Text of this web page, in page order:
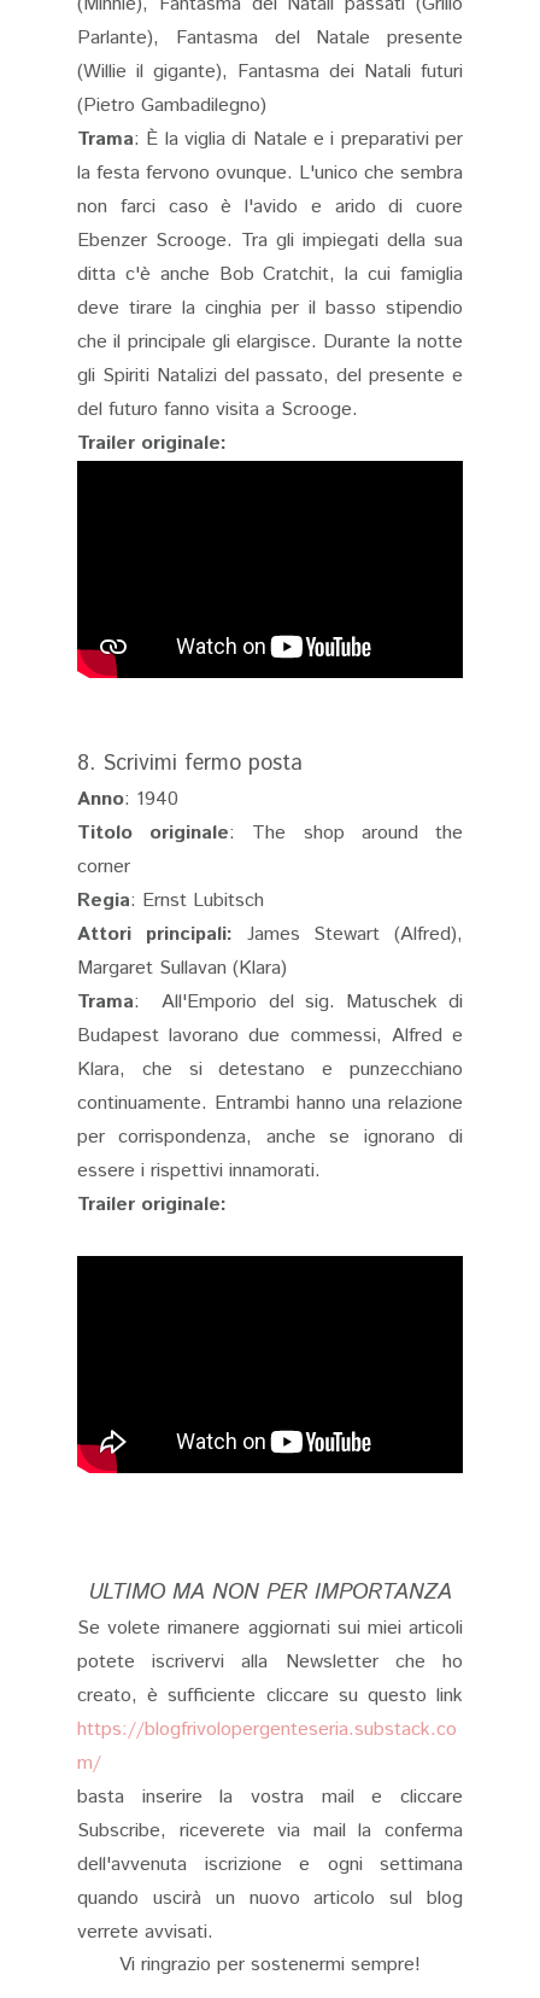
Parlante), Fantasma del Natale presente
(Willie il gigante), Fantasma dei Natali futuri
(Pietro Gambadilegno)
Trama: È la viglia di Natale e i preparativi per
la festa fervono ovunque. L'unico che sembra
non farci caso è l'avido e arido di cuore
Ebenzer Scrooge. Tra gli impiegati della sua
ditta c'è anche Bob Cratchit, la cui famiglia
deve tirare la cinghia per il basso stipendio
che il principale gli elargisce. Durante la notte
gli Spiriti Natalizi del passato, del presente e
del futuro fanno visita a Scrooge.
Trailer originale:
8. Scrivimi fermo posta
Anno: 1940
Titolo originale: The shop around the
corner
Regia: Ernst Lubitsch
Attori principali: James Stewart (Alfred),
Margaret Sullavan (Klara)
Trama: All'Emporio del sig. Matuschek di
Budapest lavorano due commessi, Alfred e
Klara, che si detestano e punzecchiano
continuamente. Entrambi hanno una relazione
per corrispondenza, anche se ignorano di
essere i rispettivi innamorati.
Trailer originale:
ULTIMO MA NON PER IMPORTANZA
Se volete rimanere aggiornati sui miei articoli
potete iscrivervi alla Newsletter che ho
creato, è sufficiente cliccare su questo link
https://blogfrivolopergenteseria.substack.co
m/
basta inserire la vostra mail e cliccare
Subscribe, riceverete via mail la conferma
dell'avvenuta iscrizione e ogni settimana
quando uscirà un nuovo articolo sul blog
verrete avvisati.
Vi ringrazio per sostenermi sempre!